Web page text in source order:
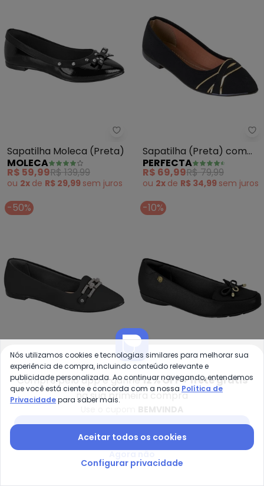
Moleca - Sapatilha Moleca
Sapatilha Moleca (Preta)
MOLECA
R$ 59,99R$ 139,99
ou 2x de R$ 29,99 sem juros
Sapatilha (Preta) com
Detalhes Dourados
PERFECTA
R$ 69,99R$ 79,99
ou 2x de R$ 34,99 sem juros
-50%
Moleca - Sapatilha Moleca
Sapatilha Moleca (Preta)
MOLECA
R$ 69,99R$ 139,99
-10%
Sapatilha Modare (Preta)
MODARE
-21% -14%
Compre pelo app e ganhe12% OFF + frete grátis
na sua primeira compra
Nós utilizamos cookies e tecnologias similares para melhorar sua
experiência de compra, incluindo conteúdo relevante e
publicidade personalizada. Ao continuar navegando, entendemos
que você está ciente e concorda com a nossa Política de
Privacidadepara saber mais.
Aceitar todos os cookies
Configurar privacidade